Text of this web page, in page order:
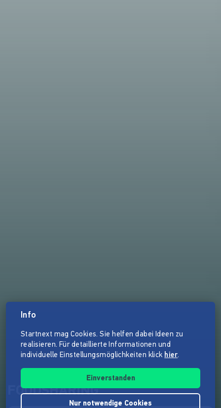
FOODSHARING
Info
Startnext mag Cookies. Sie helfen dabei Ideen zu
realisieren. Für detaillierte Informationen und
individuelle Einstellungsmöglichkeiten klick hier.
Einverstanden
Nur notwendige Cookies